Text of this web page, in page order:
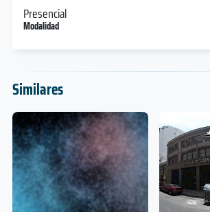
Presencial
Modalidad
Similares